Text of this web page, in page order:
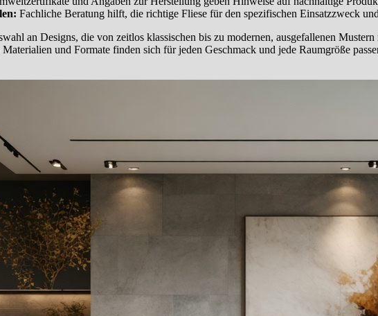
Fachliche Beratung hilft, die richtige Fliese für den spezifischen Einsatzzweck
an Designs, die von zeitlos klassischen bis zu modernen, ausgefallenen
und Formate finden sich für jeden Geschmack und jede Raumgröße